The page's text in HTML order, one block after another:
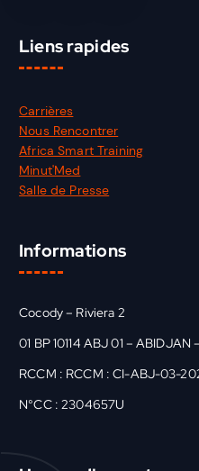
Liens rapides
Carrières
Nous Rencontrer
Africa Smart Training
Minut'Med
Salle de Presse
Informations
Cocody – Riviera 2
01 BP 10114 ABJ 01 – ABIDJAN
RCCM : RCCM : CI-ABJ-03-
N°CC : 2304657U